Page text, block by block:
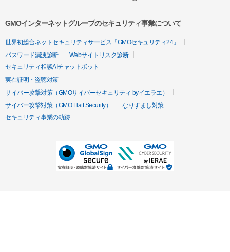
GMOインターネットグループのセキュリティ事業について
世界初総合ネットセキュリティサービス「GMOセキュリティ24」
パスワード漏洩診断
Webサイトリスク診断
セキュリティ相談AIチャットボット
実在証明・盗聴対策
サイバー攻撃対策（GMOサイバーセキュリティ byイエラエ）
サイバー攻撃対策（GMO Flatt Security）
なりすまし対策
セキュリティ事業の軌跡